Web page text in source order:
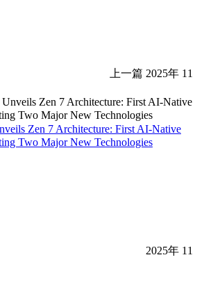
上一篇 2025年 11
Zen 7 Architecture: First AI-Native
Two Major New Technologies
2025年 11